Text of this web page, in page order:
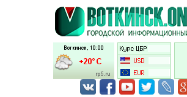
Перейти к основному содержанию